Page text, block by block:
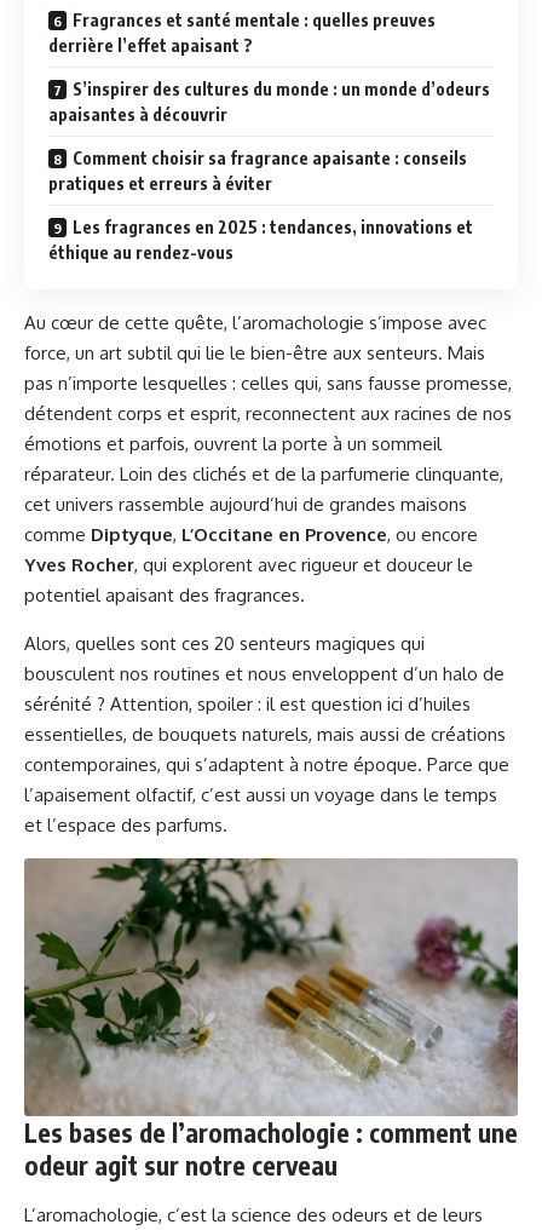
Fragrances et santé mentale : quelles preuves
derrière l’effet apaisant ?
S’inspirer des cultures du monde : un monde d’odeurs
apaisantes à découvrir
Comment choisir sa fragrance apaisante : conseils
pratiques et erreurs à éviter
Les fragrances en 2025 : tendances, innovations et
éthique au rendez-vous
Au cœur de cette quête, l’aromachologie s’impose avec
force, un art subtil qui lie le bien-être aux senteurs. Mais
pas n’importe lesquelles : celles qui, sans fausse promesse,
détendent corps et esprit, reconnectent aux racines de nos
émotions et parfois, ouvrent la porte à un sommeil
réparateur. Loin des clichés et de la parfumerie clinquante,
cet univers rassemble aujourd’hui de grandes maisons
comme Diptyque, L’Occitane en Provence, ou encore
Yves Rocher, qui explorent avec rigueur et douceur le
potentiel apaisant des fragrances.
Alors, quelles sont ces 20 senteurs magiques qui
bousculent nos routines et nous enveloppent d’un halo de
sérénité ? Attention, spoiler : il est question ici d’huiles
essentielles, de bouquets naturels, mais aussi de créations
contemporaines, qui s’adaptent à notre époque. Parce que
l’apaisement olfactif, c’est aussi un voyage dans le temps
et l’espace des parfums.
Les bases de l’aromachologie : comment une
odeur agit sur notre cerveau
L’aromachologie, c’est la science des odeurs et de leurs